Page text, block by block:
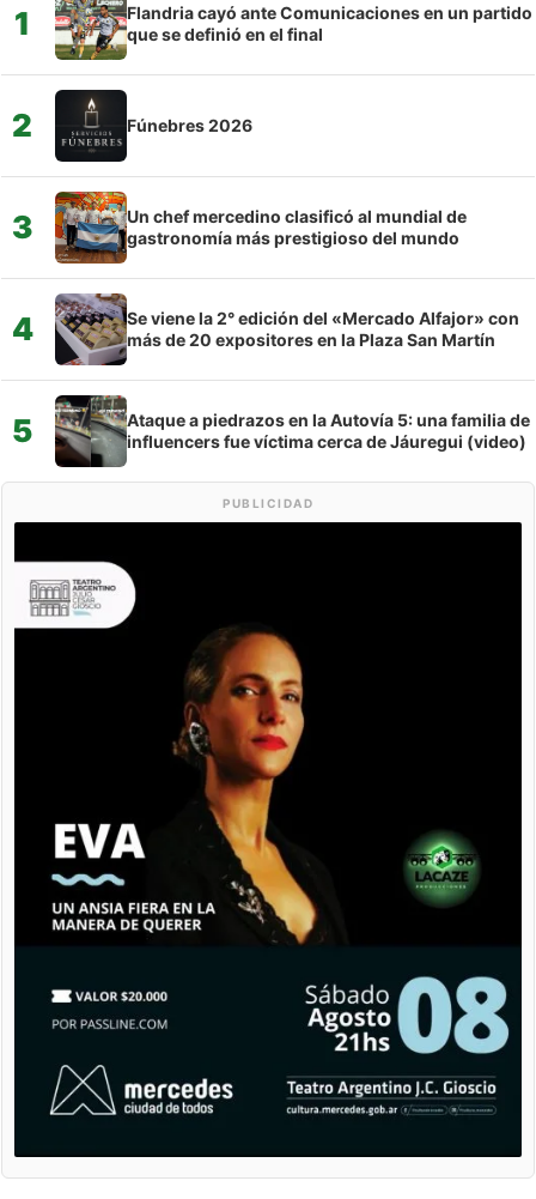
1
Flandria cayó ante Comunicaciones en un partido
que se definió en el final
2 Fúnebres 2026
3
Un chef mercedino clasificó al mundial de
gastronomía más prestigioso del mundo
4
Se viene la 2° edición del «Mercado Alfajor» con
más de 20 expositores en la Plaza San Martín
5
Ataque a piedrazos en la Autovía 5: una familia de
influencers fue víctima cerca de Jáuregui (video)
PUBLICIDAD